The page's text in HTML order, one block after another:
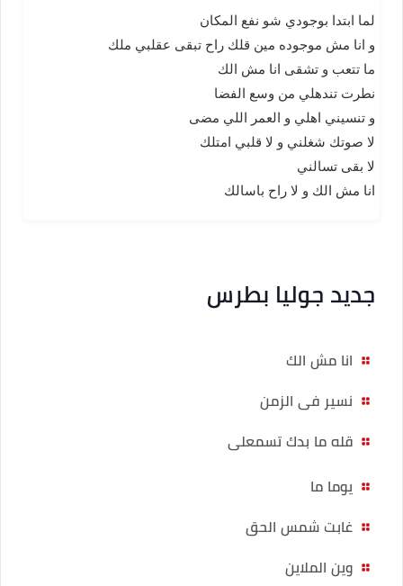
لما ابتدا بوجودي شو نفع المكان
و انا مش موجوده مين قلك راح تبقى عقلبي ملك
ما تتعب و تشقى انا مش الك
نطرت تندهلي من وسع الفضا
و تنسيني اهلي و العمر اللي مضى
لا صوتك شغلني و لا قلبي امتلك
لا بقى تسالني
انا مش الك و لا راح باسالك
جديد جوليا بطرس
انا مش الك
نسير فى الزمن
قله ما بدك تسمعلى
يوما ما
غابت شمس الحق
وين الملاين